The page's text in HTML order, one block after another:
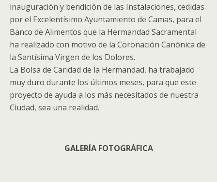
inauguración y bendición de las Instalaciones, cedidas
por el Excelentísimo Ayuntamiento de Camas, para el
Banco de Alimentos que la Hermandad Sacramental
ha realizado con motivo de la Coronación Canónica de
la Santísima Virgen de los Dolores.
La Bolsa de Caridad de la Hermandad, ha trabajado
muy duro durante los últimos meses, para que este
proyecto de ayuda a los más necesitados de nuestra
Ciudad, sea una realidad.
GALERÍA FOTOGRÁFICA